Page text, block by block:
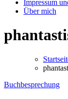
Impressum
Über mich
Buchbesprechung